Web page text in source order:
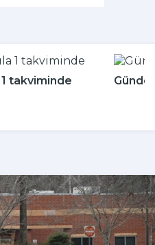
takviminde Günde